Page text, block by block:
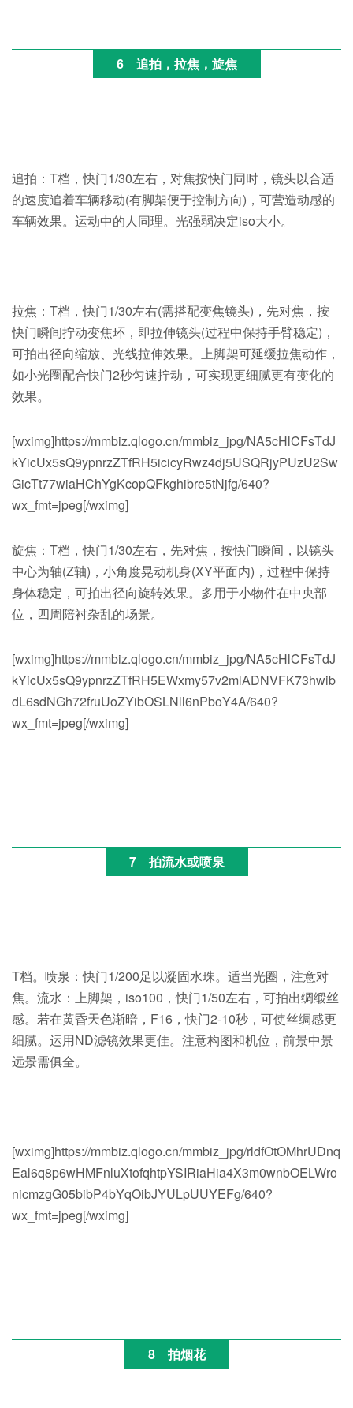
6 追拍，拉焦，旋焦
追拍：T档，快门1/30左右，对焦按快门同时，镜头以合适
的速度追着车辆移动(有脚架便于控制方向)，可营造动感的
车辆效果。运动中的人同理。光强弱决定iso大小。
拉焦：T档，快门1/30左右(需搭配变焦镜头)，先对焦，按
快门瞬间拧动变焦环，即拉伸镜头(过程中保持手臂稳定)，
可拍出径向缩放、光线拉伸效果。上脚架可延缓拉焦动作，
如小光圈配合快门2秒匀速拧动，可实现更细腻更有变化的
效果。
[wximg]https://mmbiz.qlogo.cn/mmbiz_jpg/NA5cHlCFsTdJ
kYicUx5sQ9ypnrzZTfRH5icicyRwz4dj5USQRjyPUzU2Sw
GicTt77wiaHChYgKcopQFkghibre5tNjfg/640?
wx_fmt=jpeg[/wximg]
旋焦：T档，快门1/30左右，先对焦，按快门瞬间，以镜头
中心为轴(Z轴)，小角度晃动机身(XY平面内)，过程中保持
身体稳定，可拍出径向旋转效果。多用于小物件在中央部
位，四周陪衬杂乱的场景。
[wximg]https://mmbiz.qlogo.cn/mmbiz_jpg/NA5cHlCFsTdJ
kYicUx5sQ9ypnrzZTfRH5EWxmy57v2mlADNVFK73hwib
dL6sdNGh72fruUoZYibOSLNll6nPboY4A/640?
wx_fmt=jpeg[/wximg]
7 拍流水或喷泉
T档。喷泉：快门1/200足以凝固水珠。适当光圈，注意对
焦。流水：上脚架，iso100，快门1/50左右，可拍出绸缎丝
感。若在黄昏天色渐暗，F16，快门2-10秒，可使丝绸感更
细腻。运用ND滤镜效果更佳。注意构图和机位，前景中景
远景需俱全。
[wximg]https://mmbiz.qlogo.cn/mmbiz_jpg/rldfOtOMhrUDnq
Eal6q8p6wHMFnluXtofqhtpYSIRiaHia4X3m0wnbOELWro
nicmzgG05bibP4bYqOibJYULpUUYEFg/640?
wx_fmt=jpeg[/wximg]
8 拍烟花